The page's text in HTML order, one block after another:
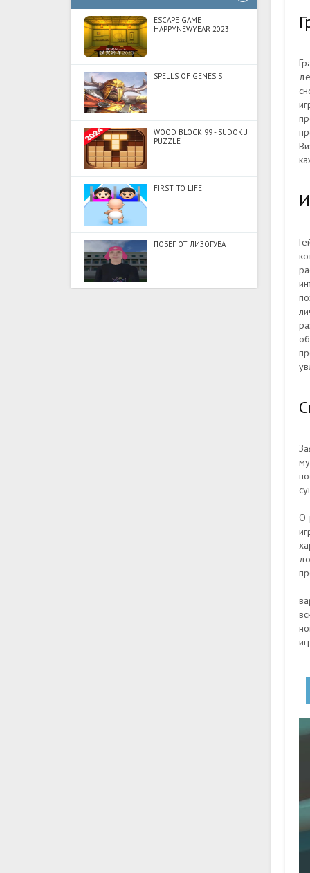
ESCAPE GAME
HAPPYNEWYEAR 2023
SPELLS OF GENESIS
WOOD BLOCK 99 - SUDOKU
PUZZLE
FIRST TO LIFE
ПОБЕГ ОТ ЛИЗОГУБА
О